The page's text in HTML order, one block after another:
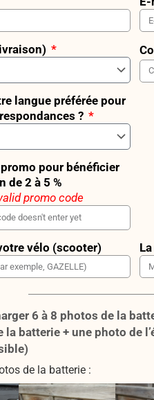
langue préférée pour
?
pour bénéficier
de 2 à 5 %
promo code
vélo (scooter)
6 à 8 photos de la
la batterie + une photo de
de la batterie :